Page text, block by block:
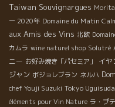
Taiwan Souvignargues
ー 2020年 Domaine du Matin
aux Amis des Vins 北欧
カムラ wine naturel shop Solutré
ニー お好み焼き「パセミア」 イヤ
ジャン ボジョレブラン ネルハ
chef Youji Suzuki Tokyo
éléments pour Vin Nature ラ・プ